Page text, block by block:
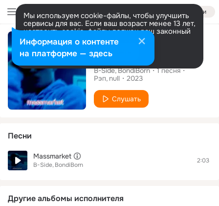
Войти
Мы используем cookie-файлы, чтобы улучшить
сервисы для вас. Если ваш возраст менее 13 лет,
настроить cookie-файлы должен ваш законный
представитель. Больше информации
Разрешить все Настроить
Сингл
Massmarket
B-Side BondiBorn 1песня
Рэп null 2023
Слушать
Песни
Massmarket
B-Side BondiBorn
2:03
Другие альбомы исполнителя
Информация о контенте
на платформе — здесь